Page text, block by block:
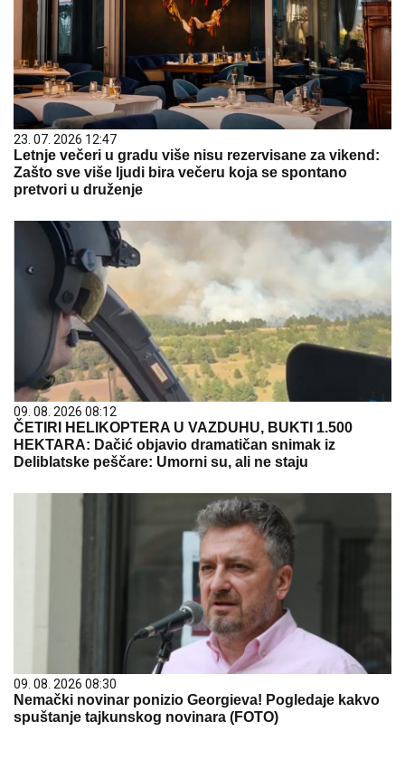
23. 07. 2026 12:47
Letnje večeri u gradu više nisu rezervisane za vikend:
Zašto sve više ljudi bira večeru koja se spontano
pretvori u druženje
09. 08. 2026 08:12
ČETIRI HELIKOPTERA U VAZDUHU, BUKTI 1.500
HEKTARA: Dačić objavio dramatičan snimak iz
Deliblatske peščare: Umorni su, ali ne staju
09. 08. 2026 08:30
Nemački novinar ponizio Georgieva! Pogledaje kakvo
spuštanje tajkunskog novinara (FOTO)